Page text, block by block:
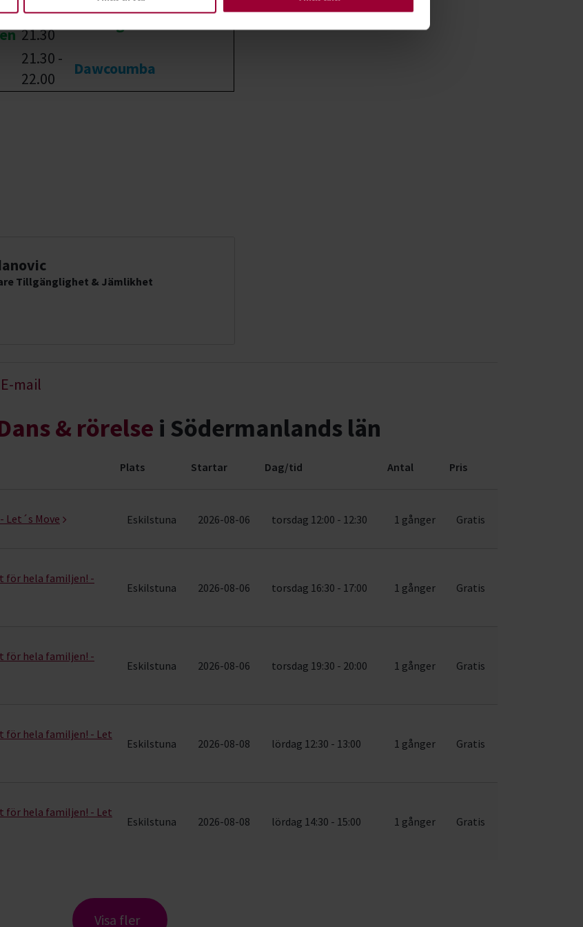
21.00 -
21.30
Blue Age
21.30 -
22.00
Dawcoumba
Tillgänglighet & Jämlikhet
E-mail
& rörelse i Södermanlands län
Plats Startar Dag/tid Antal Pris
Let´s Move Eskilstuna 2026-08-06 torsdag 12:00 - 12:30 1 gånger Gratis
för hela familjen! -
Eskilstuna 2026-08-06 torsdag 16:30 - 17:00 1 gånger Gratis
för hela familjen! -
Eskilstuna 2026-08-06 torsdag 19:30 - 20:00 1 gånger Gratis
för hela familjen! - Let
Eskilstuna 2026-08-08 lördag 12:30 - 13:00 1 gånger Gratis
för hela familjen! - Let
Eskilstuna 2026-08-08 lördag 14:30 - 15:00 1 gånger Gratis
Visa fler